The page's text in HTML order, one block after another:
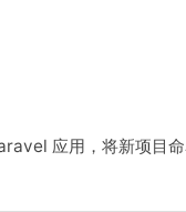
应用，将新项目